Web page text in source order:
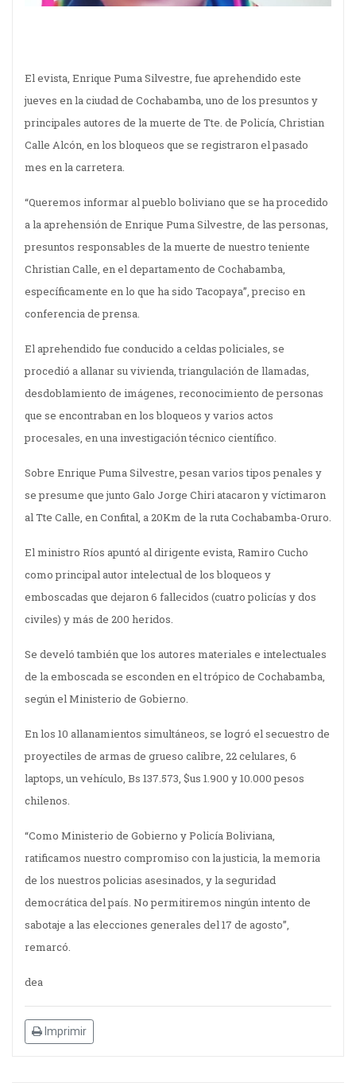
El evista, Enrique Puma Silvestre, fue aprehendido este
jueves en la ciudad de Cochabamba, uno de los presuntos y
principales autores de la muerte de Tte. de Policía, Christian
Calle Alcón, en los bloqueos que se registraron el pasado
mes en la carretera.
“Queremos informar al pueblo boliviano que se ha procedido
a la aprehensión de Enrique Puma Silvestre, de las personas,
presuntos responsables de la muerte de nuestro teniente
Christian Calle, en el departamento de Cochabamba,
específicamente en lo que ha sido Tacopaya”, preciso en
conferencia de prensa.
El aprehendido fue conducido a celdas policiales, se
procedió a allanar su vivienda, triangulación de llamadas,
desdoblamiento de imágenes, reconocimiento de personas
que se encontraban en los bloqueos y varios actos
procesales, en una investigación técnico científico.
Sobre Enrique Puma Silvestre, pesan varios tipos penales y
se presume que junto Galo Jorge Chiri atacaron y víctimaron
al Tte Calle, en Confital, a 20Km de la ruta Cochabamba-Oruro.
El ministro Ríos apuntó al dirigente evista, Ramiro Cucho
como principal autor intelectual de los bloqueos y
emboscadas que dejaron 6 fallecidos (cuatro policías y dos
civiles) y más de 200 heridos.
Se develó también que los autores materiales e intelectuales
de la emboscada se esconden en el trópico de Cochabamba,
según el Ministerio de Gobierno.
En los 10 allanamientos simultáneos, se logró el secuestro de
proyectiles de armas de grueso calibre, 22 celulares, 6
laptops, un vehículo, Bs 137.573, $us 1.900 y 10.000 pesos
chilenos.
“Como Ministerio de Gobierno y Policía Boliviana,
ratificamos nuestro compromiso con la justicia, la memoria
de los nuestros policias asesinados, y la seguridad
democrática del país. No permitiremos ningún intento de
sabotaje a las elecciones generales del 17 de agosto”,
remarcó.
dea
Imprimir